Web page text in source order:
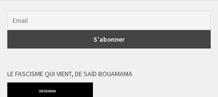
LE FASCISME QUI VIENT, DE SAÏD BOUAMAMA